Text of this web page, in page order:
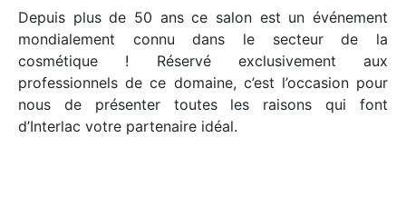
Depuis plus de 50 ans ce salon est un événement
mondialement connu dans le secteur de la
cosmétique ! Réservé exclusivement aux
professionnels de ce domaine, c’est l’occasion pour
nous de présenter toutes les raisons qui font
d’Interlac votre partenaire idéal.